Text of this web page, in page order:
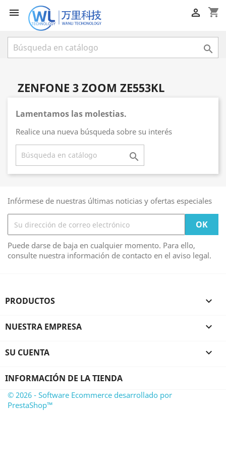
 shopping_cart


ZENFONE 3 ZOOM ZE553KL
Lamentamos las molestias.
Realice una nueva búsqueda sobre su interés

Infórmese de nuestras últimas noticias y ofertas especiales
Puede darse de baja en cualquier momento. Para ello,
consulte nuestra información de contacto en el aviso legal.
PRODUCTOS 
NUESTRA EMPRESA 
SU CUENTA 
INFORMACIÓN DE LA TIENDA
© 2026 - Software Ecommerce desarrollado por
PrestaShop™